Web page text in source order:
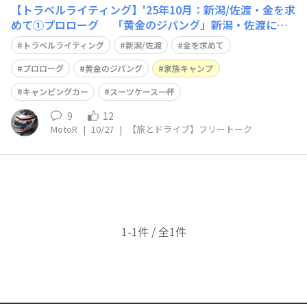
【トラベルライティング】'25年10月：新潟/佐渡・金を求
めて①プロローグ 「黄金のジパング」新潟・佐渡に渡
ったのは、何時だったか？🙄 自動車メーカーが、特装で
キャンピング仕様を出していた時代 屋根がテントにな
り、サイドウォーニングが出るクロカンに乗っていました
😀 （車中泊が、まだはしりの時代で
トラベルライティング 新潟/佐渡
金を求めて
プロローグ
黄金のジパング
家族キャンプ
キャンピングカー
スーツケース一杯
9 12
MotoR | 10/27 | 【旅とドライブ】フリートーク
1-1件 / 全1件